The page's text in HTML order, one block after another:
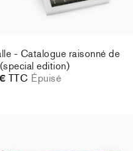
- Catalogue raisonné de
edition)
TTC Épuisé